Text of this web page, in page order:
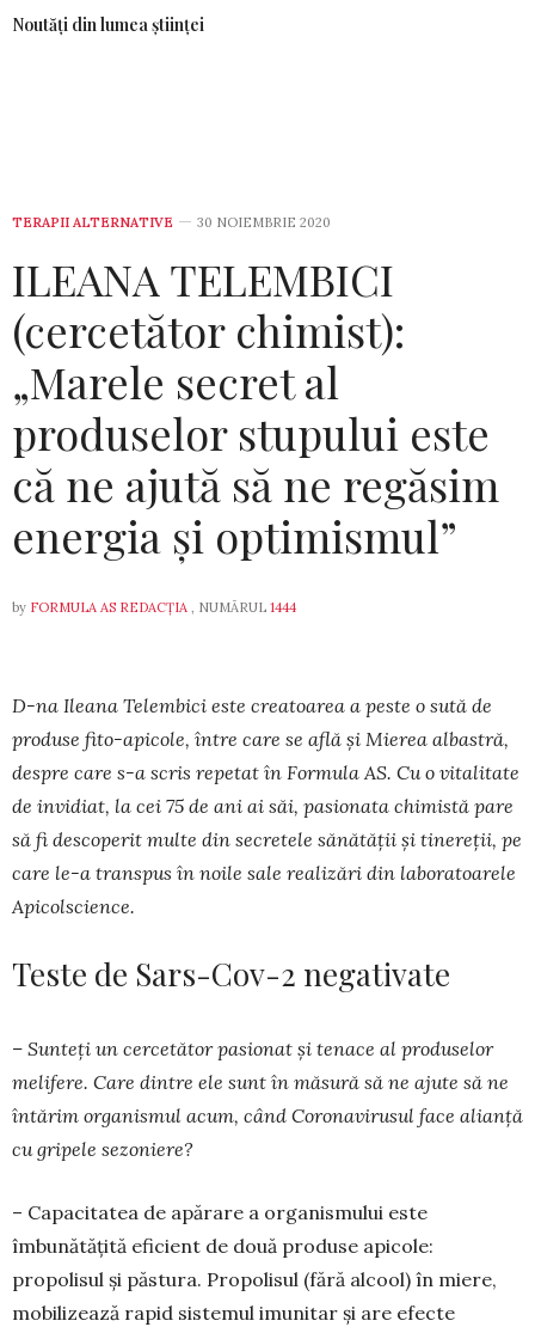
Noutăți din lumea științei
TERAPII ALTERNATIVE 30 NOIEMBRIE 2020
ILEANA TELEMBICI
(cercetător chimist):
„Marele secret al
produselor stupului este
că ne ajută să ne regăsim
energia și optimismul”
by FORMULA AS REDACȚIA , NUMĂRUL 1444
D-na Ileana Telembici este creatoarea a peste o sută de
produse fito-apicole, între care se află și Mierea albastră,
des­pre care s-a scris repetat în Formula AS. Cu o vita­litate
de invidiat, la cei 75 de ani ai săi, pasio­nata chimistă pare
să fi descoperit multe din secretele sănătății și tinereții, pe
care le-a transpus în noile sale realizări din laboratoarele
Apicolscience.
Teste de Sars-Cov-2 negativate
– Sunteți un cercetător pasionat și tenace al produselor
melifere. Care dintre ele sunt în mă­su­ră să ne ajute să ne
întărim organismul acum, când Coronavirusul face alianță
cu gripele sezoniere?
– Capacitatea de apărare a organismului este
îmbunătățită eficient de două produse apicole:
propolisul și păstura. Propolisul (fără alcool) în miere,
mobilizează rapid sistemul imu­nitar și are efecte